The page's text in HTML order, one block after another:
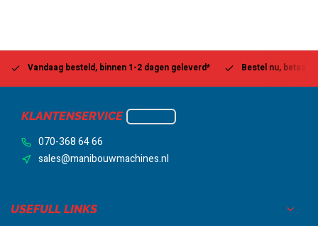
Vandaag besteld, binnen 1-2 dagen geleverd* Bestel nu, betaal
KLANTENSERVICE
070-368 64 66
sales@manibouwmachines.nl
USEFULL LINKS